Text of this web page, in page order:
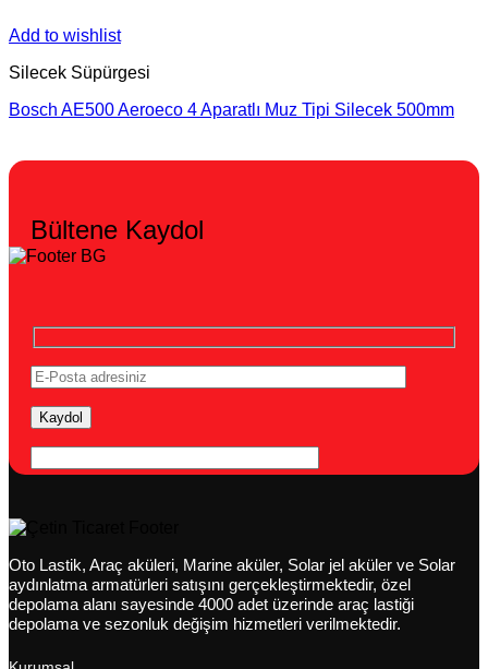
Add to wishlist
Silecek Süpürgesi
Bosch AE500 Aeroeco 4 Aparatlı Muz Tipi Silecek 500mm
Bültene Kaydol
Oto Lastik, Araç aküleri, Marine aküler, Solar jel aküler ve Solar
aydınlatma armatürleri satışını gerçekleştirmektedir, özel
depolama alanı sayesinde 4000 adet üzerinde araç lastiği
depolama ve sezonluk değişim hizmetleri verilmektedir.